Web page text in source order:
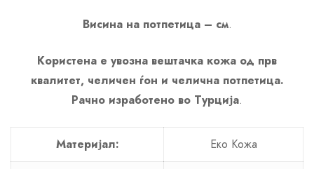
Висина на потпетица – см.
Користена е увозна вештачка кожа од прв
квалитет, челичен ѓон и челична потпетица.
Рачно изработено во Турција.
Материјал: Еко Кожа